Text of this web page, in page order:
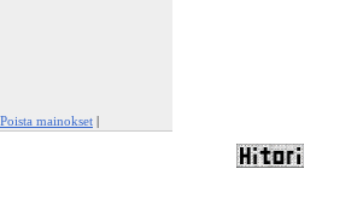
Poista mainokset |